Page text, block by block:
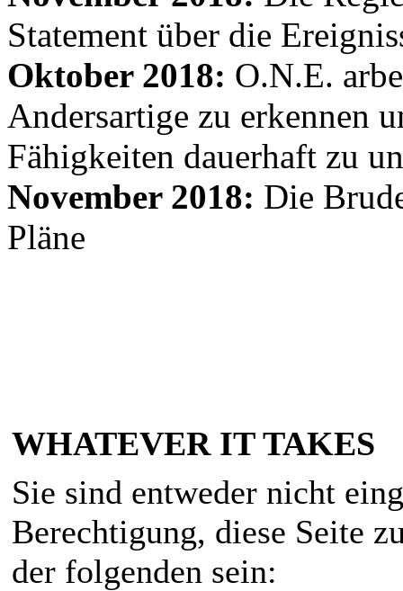
Statement über die
Oktober 2018: O.N.E.
Andersartige zu erkennen
Fähigkeiten dauerhaft zu
November 2018: Die
Pläne
WHATEVER IT TAKES
Sie sind entweder nicht
Berechtigung, diese Seite
der folgenden sein: